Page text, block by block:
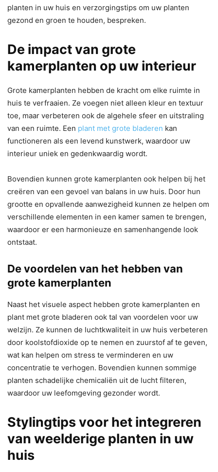
planten in uw huis en verzorgingstips om uw planten
gezond en groen te houden, bespreken.
De impact van grote
kamerplanten op uw interieur
Grote kamerplanten hebben de kracht om elke ruimte in
huis te verfraaien. Ze voegen niet alleen kleur en textuur
toe, maar verbeteren ook de algehele sfeer en uitstraling
van een ruimte. Een plant met grote bladeren kan
functioneren als een levend kunstwerk, waardoor uw
interieur uniek en gedenkwaardig wordt.
Bovendien kunnen grote kamerplanten ook helpen bij het
creëren van een gevoel van balans in uw huis. Door hun
grootte en opvallende aanwezigheid kunnen ze helpen om
verschillende elementen in een kamer samen te brengen,
waardoor er een harmonieuze en samenhangende look
ontstaat.
De voordelen van het hebben van
grote kamerplanten
Naast het visuele aspect hebben grote kamerplanten en
plant met grote bladeren ook tal van voordelen voor uw
welzijn. Ze kunnen de luchtkwaliteit in uw huis verbeteren
door koolstofdioxide op te nemen en zuurstof af te geven,
wat kan helpen om stress te verminderen en uw
concentratie te verhogen. Bovendien kunnen sommige
planten schadelijke chemicaliën uit de lucht filteren,
waardoor uw leefomgeving gezonder wordt.
Stylingtips voor het integreren
van weelderige planten in uw
huis